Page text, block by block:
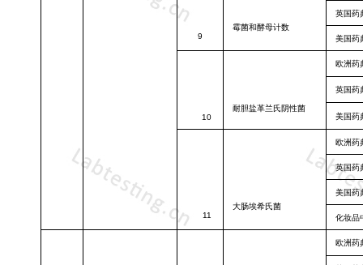
9
霉菌和酵母计数
英国药
美国药
10
耐胆盐革兰氏 阴性菌
欧洲药
英国药
美国药
11
大肠埃希氏菌
欧洲药
英国药
美国药
化妆品
欧洲药